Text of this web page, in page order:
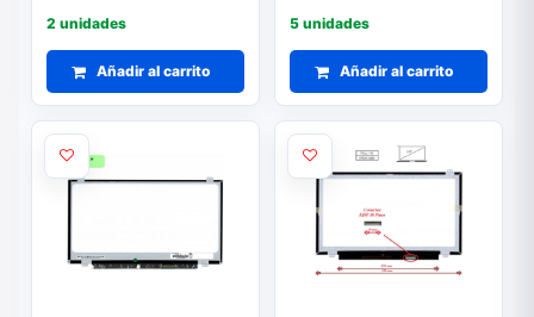
2 unidades
Añadir al carrito
5 unidades
Añadir al carrito